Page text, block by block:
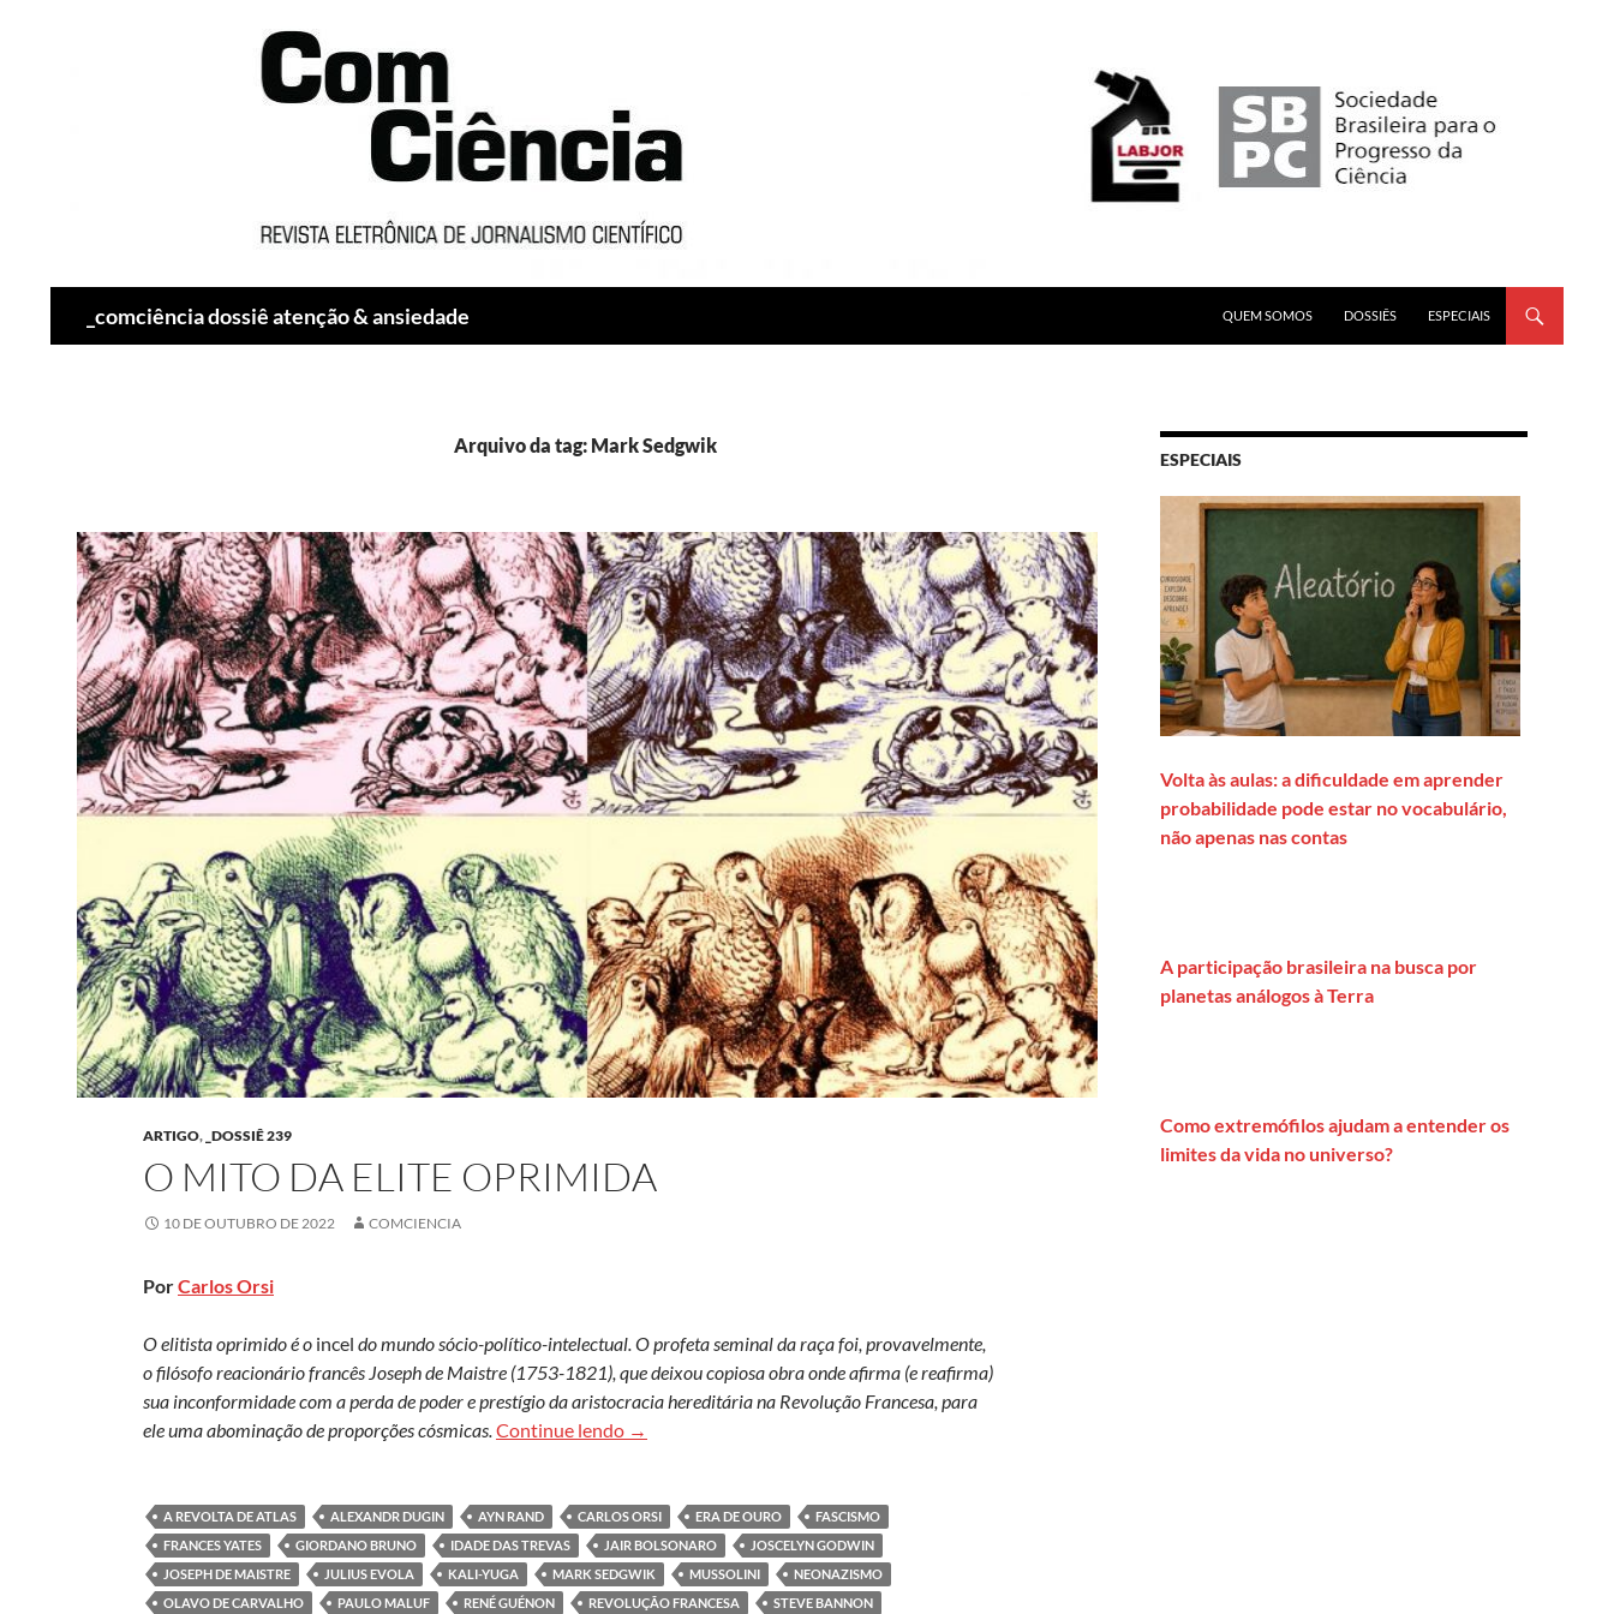
_comciência dossiê atenção & ansiedade
QUEM SOMOS
DOSSIÊS ESPECIAIS
Arquivo da tag: Mark Sedgwik
ARTIGO, _DOSSIÊ 239
O MITO DA ELITE OPRIMIDA
10 DE OUTUBRO DE 2022 COMCIENCIA
PorCarlos Orsi
O elitista oprimido é o incel do mundo sócio-político-intelectual. O profeta seminal da raça foi, provavelmente,
o filósofo reacionário francês Joseph de Maistre (1753-1821), que deixou copiosa obra onde afirma (e reafirma)
sua inconformidade com a perda de poder e prestígio da aristocracia hereditária na Revolução Francesa, para
ele uma abominação de proporções cósmicas. Continue lendo O mito da elite oprimida
→
A REVOLTA DE ATLAS ALEXANDR DUGIN AYN RAND CARLOS ORSI ERA DE OURO
FASCISMO
FRANCES YATES
GIORDANO BRUNO IDADE DAS TREVAS JAIR BOLSONARO
JOSCELYN GODWIN
JOSEPH DE MAISTRE
JULIUS EVOLA KALI-YUGA MARK SEDGWIK MUSSOLINI
NEONAZISMO
OLAVO DE CARVALHO
PAULO MALUF RENÉ GUÉNON REVOLUÇÃO FRANCESA STEVE BANNON
ESPECIAIS
Volta às aulas: a dificuldade em aprender
probabilidade pode estar no vocabulário,
não apenas nas contas
A participação brasileira na busca por
planetas análogos à Terra
Como extremófilos ajudam a entender os
limites da vida no universo?